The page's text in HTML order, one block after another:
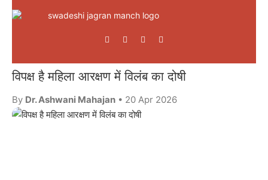
विपक्ष है महिला आरक्षण में विलंब का दोषी
By Dr. Ashwani Mahajan • 20 Apr 2026